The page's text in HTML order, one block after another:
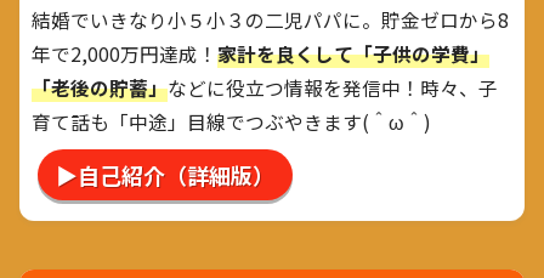
結婚でいきなり小５小３の二児パパに。貯金ゼロから8
年で2,000万円達成！ 家計を良くして「子供の学費」
「老後の貯蓄」などに役立つ情報を発信中！時々、子
育て話も「中途」目線でつぶやきます(＾ω＾)
▶自己紹介（詳細版）